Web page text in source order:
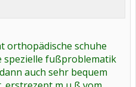
orthopädische schuhe
spezielle fußproblematik
auch sehr bequem